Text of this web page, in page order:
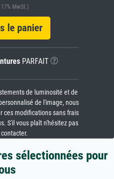
MwSt.)
le panier
PARFAIT
de luminosité et de
de l'image, nous
ces modifications sans frais
S'il vous plaît n'hésitez pas
sélectionnées pour